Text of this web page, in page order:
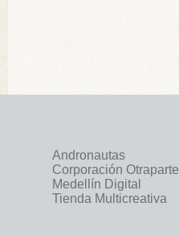
Andronautas
Corporación Otraparte
Medellín Digital
Tienda Multicreativa